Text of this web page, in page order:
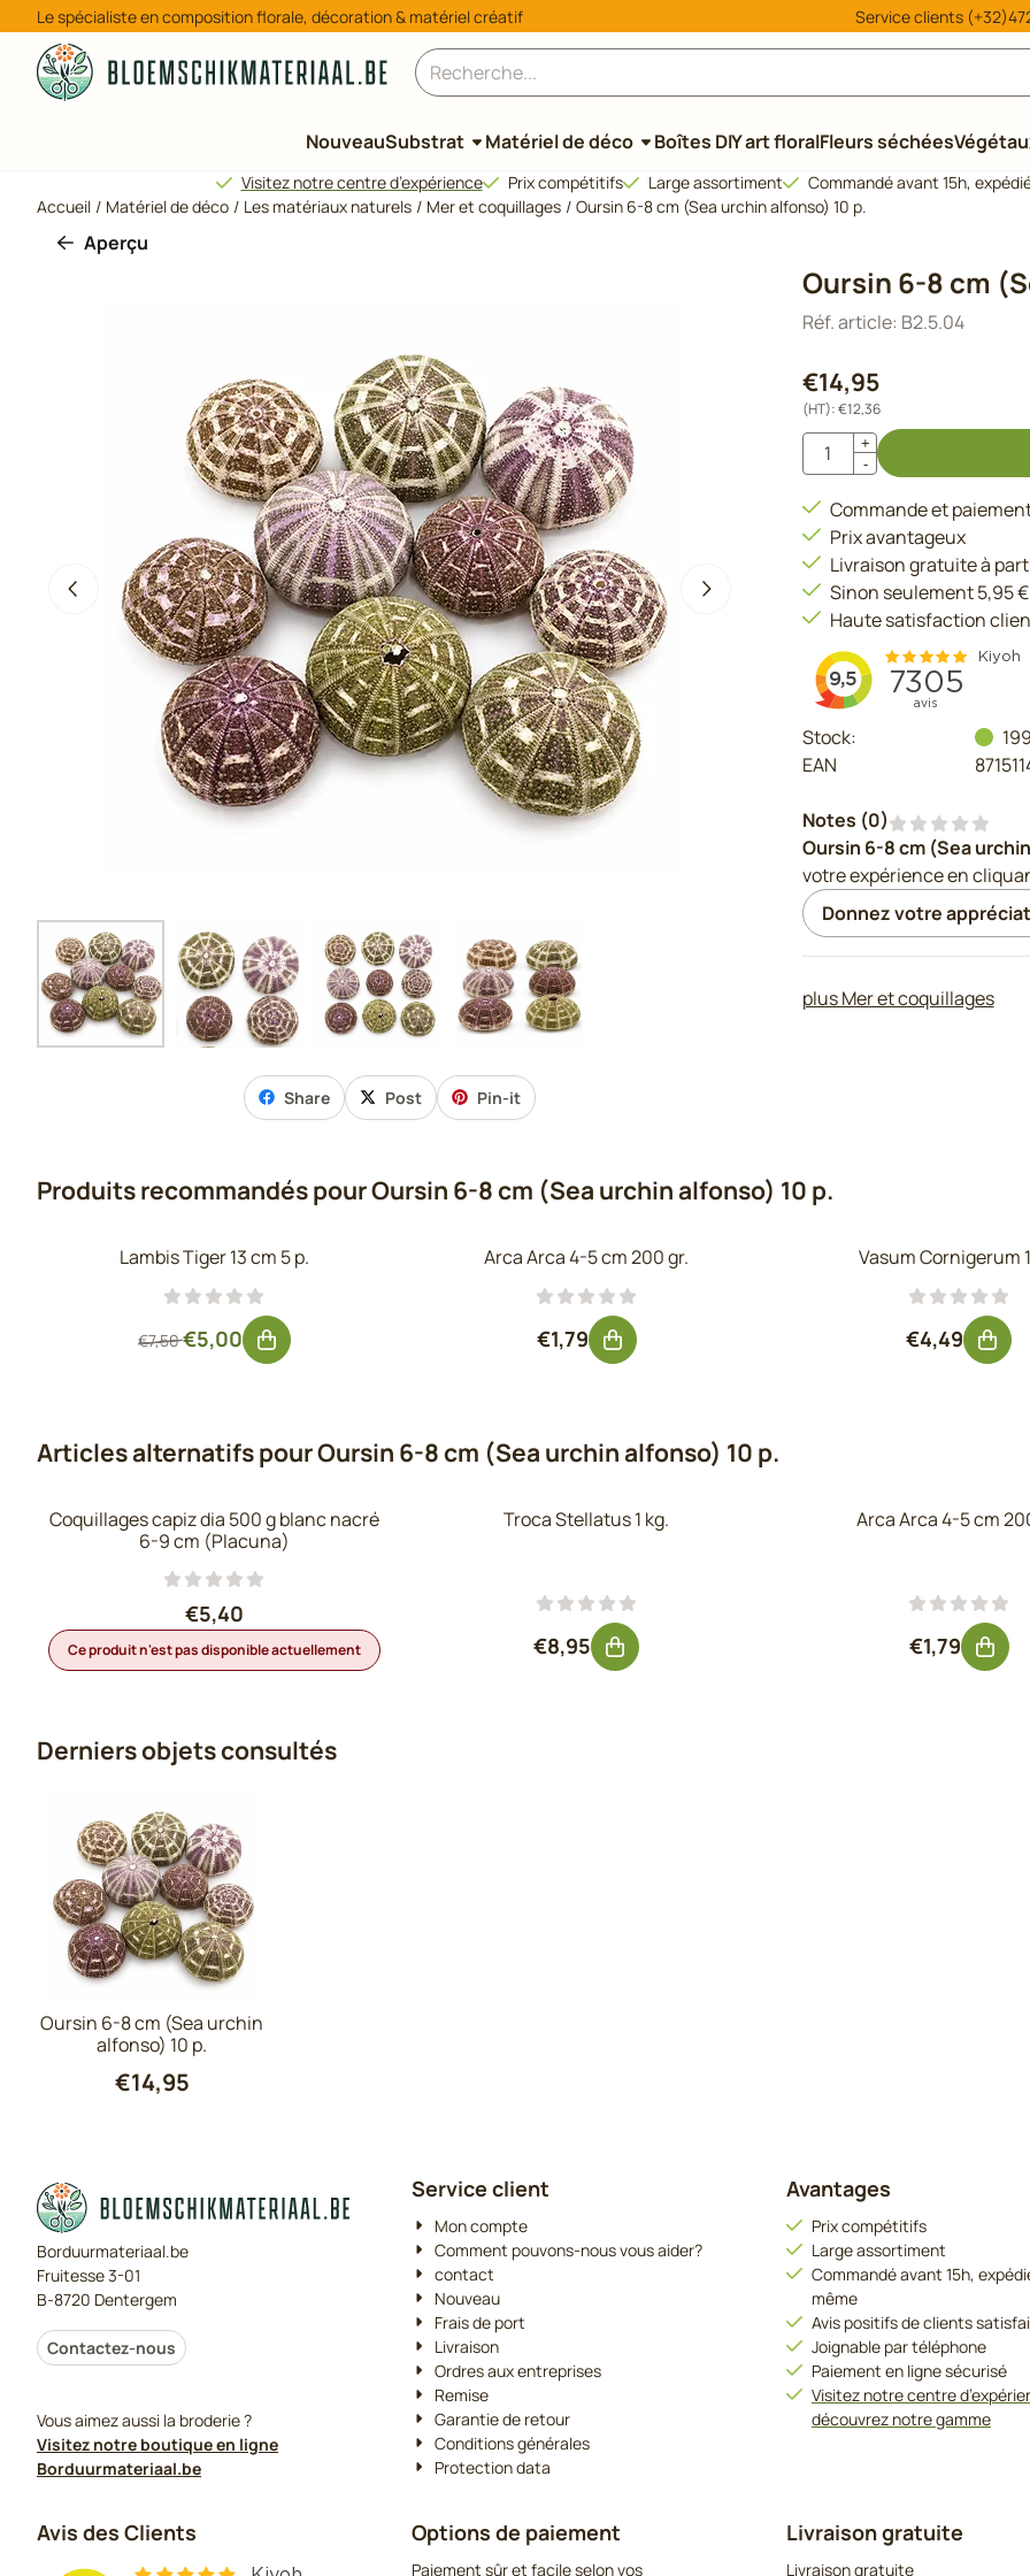
Préférences de cookies disponibles. Choisissez les paramètres ou autorisez tous les cookies.
Le spécialiste en composition florale, décoration & matériel créatif Service clients
Rechercher
NouveauSubstrat Matériel de déco Boîtes DIY art floralFleurs séchées
Visitez notre centre d’expérience Prix compétitifs Large assortiment Commandé avant 15h,
Accueil / Matériel de déco / Les matériaux naturels / Mer et coquillages / Oursin 6-8 cm (Sea urchin alfonso) 10 p.
Aperçu
Share Post Pin-it
Oursin 6-8 cm
Réf. article: B2.5.04
€14,95
(HT):€12,36
Quantité
+
-
Commande et
Prix avantageux
Livraison gratuite à
Sinon seulement 5,95
Haute satisfaction
Stock: 199
EAN
Notes (0)
Oursin 6-8 cm (Sea
votre expérience en
Donnez votre
plus Mer et coquillages
Produits recommandés pourOursin 6-8 cm (Sea urchin alfonso) 10 p.
Lambis Tiger 13 cm 5 p.
Par7,50 pour 5,00, hors TVA : 4,13
€7,50€5,00
Arca Arca 4-5 cm 200 gr.
Prix: 1,79, hors TVA : 1,48
€1,79
Vasum Cornigerum
Prix: 4,49,
€4,49
Articles alternatifs pourOursin 6-8 cm (Sea urchin alfonso) 10 p.
Coquillages capiz dia 500 g blanc nacré
6-9 cm (Placuna)
Prix: 5,40, hors TVA : 4,46
€5,40
Ce produit n'est pas disponible actuellement
Troca Stellatus 1 kg.
Prix: 8,95, hors TVA : 7,40
€8,95
Arca Arca 4-5 cm
Prix: 1,79,
€1,79
Derniers objets consultés
Oursin 6-8 cm (Sea urchin
alfonso) 10 p.
€14,95
Borduurmateriaal.be
Fruitesse 3-01
B-8720 Dentergem
Contactez-nous
Vous aimez aussi la broderie ?
Visitez notre boutique en ligne
Borduurmateriaal.be
Service client
Mon compte
Comment pouvons-nous vous aider?
contact
Nouveau
Frais de port
Livraison
Ordres aux entreprises
Remise
Garantie de retour
Conditions générales
Protection data
Avantages
Prix compétitifs
Large assortiment
Commandé avant 15h,
même
Avis positifs de clients
Joignable par téléphone
Paiement en ligne sécurisé
Visitez notre centre
découvrez notre gamme
Avis des Clients Options de paiement
Paiement sûr et facile selon vos
Livraison gratuite
Livraison gratuite